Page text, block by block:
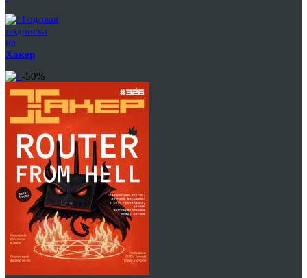
Годовая
подписка
на
Хакер
-50%